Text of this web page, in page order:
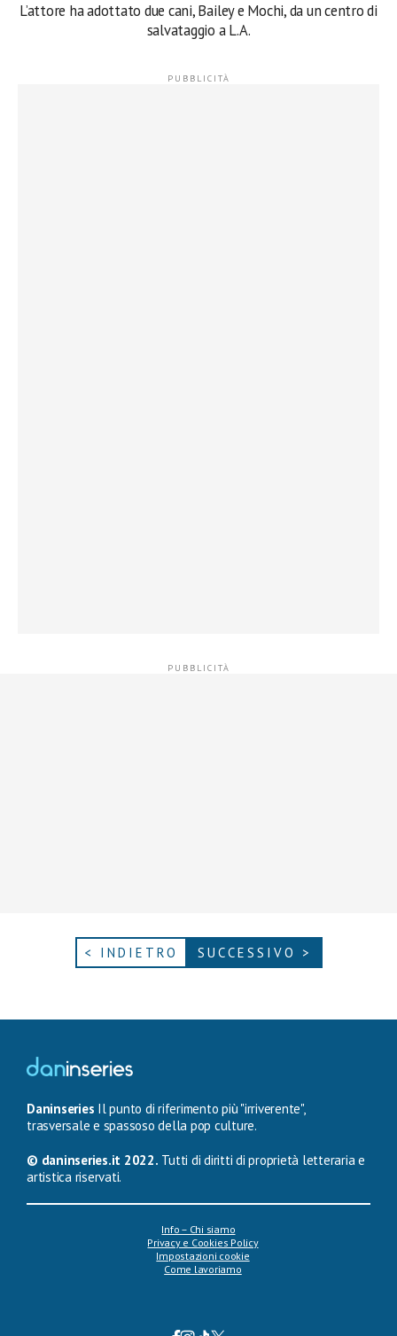
L’attore ha adottato due cani, Bailey e Mochi, da un centro di
salvataggio a L.A.
< INDIETRO SUCCESSIVO >
Daninseries Il punto di riferimento più "irriverente",
trasversale e spassoso della pop culture.
© daninseries.it 2022. Tutti di diritti di proprietà letteraria e
artistica riservati.
Info – Chi siamo
Privacy e Cookies Policy
Impostazioni cookie
Come lavoriamo